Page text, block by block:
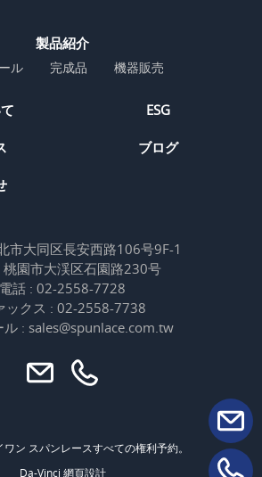
製品紹介
ル 完成品 機器販売
ESG
ブログ
市大同区長安西路106号9F-1
桃園市大渓区石園路230号
電話 : 02-2558-7728
ックス : 02-2558-7738
ル : sales@spunlace.com.tw
ン スパンレースすべての権利予約。
Da-Vinci 網頁設計